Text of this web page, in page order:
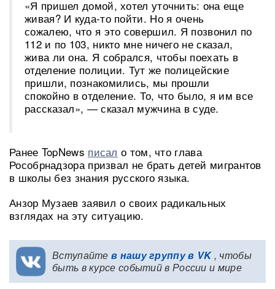
«Я пришел домой, хотел уточнить: она еще
живая? И куда-то пойти. Но я очень
сожалею, что я это совершил. Я позвонил по
112 и по 103, никто мне ничего не сказал,
жива ли она. Я собрался, чтобы поехать в
отделение полиции. Тут же полицейские
пришли, познакомились, мы прошли
спокойно в отделение. То, что было, я им все
рассказал», — сказал мужчина в суде.
Ранее TopNews писал о том, что глава
Рособрнадзора призвал не брать детей мигрантов
в школы без знания русского языка.
Анзор Музаев заявил о своих радикальных
взглядах на эту ситуацию.
Вступайте в нашу группу в VK, чтобы
быть в курсе событий в России и мире